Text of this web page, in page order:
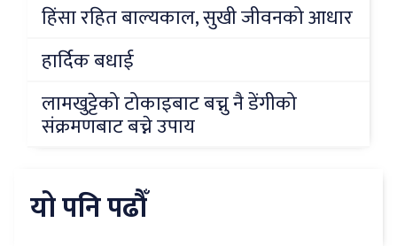
हिंसा रहित बाल्यकाल, सुखी जीवनको आधार
हार्दिक बधाई
लामखुट्टेको टोकाइबाट बच्नु नै डेंगीको
संक्रमणबाट बच्ने उपाय
यो पनि पढौँ